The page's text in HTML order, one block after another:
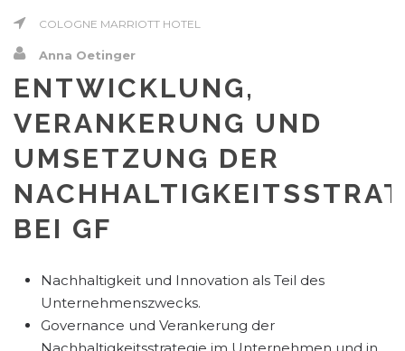
COLOGNE MARRIOTT HOTEL
Anna Oetinger
ENTWICKLUNG,
VERANKERUNG UND
UMSETZUNG DER
BEI GF
Nachhaltigkeit und Innovation als Teil des
Unternehmenszwecks.
Governance und Verankerung der